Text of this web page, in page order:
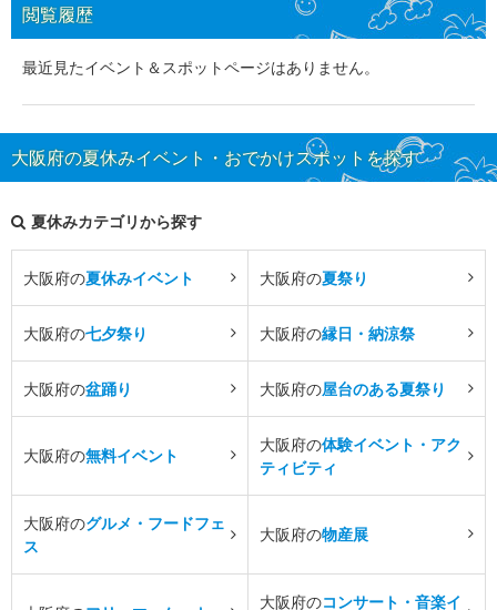
閲覧履歴
最近見たイベント＆スポットページはありません。
大阪府の夏休みイベント・おでかけスポットを探す
夏休みカテゴリから探す
大阪府の夏休みイベント 大阪府の夏祭り
大阪府の七夕祭り 大阪府の縁日・納涼祭
大阪府の盆踊り 大阪府の屋台のある夏祭り
大阪府の無料イベント
大阪府の体験イベント・アク
ティビティ
大阪府のグルメ・フードフェ
ス
大阪府の物産展
大阪府のコンサート・音楽イ